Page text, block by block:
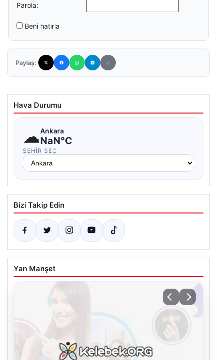
Parola:
Beni hatırla
Paylaş:
Hava Durumu
☁Ankara
NaN°C
ŞEHIR SEÇ
Bizi Takip Edin
Yan Manşet